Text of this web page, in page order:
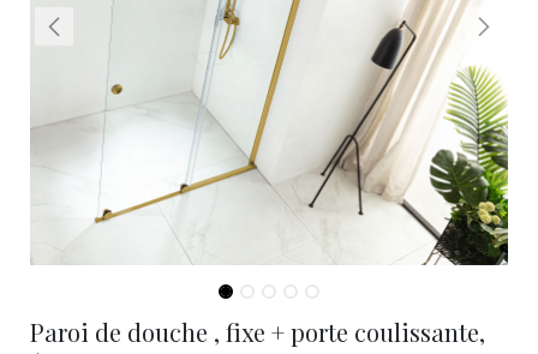
Paroi de douche , fixe + porte coulissante,